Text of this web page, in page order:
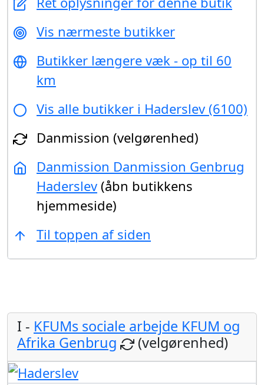
Vis nærmeste butikker
Butikker længere væk - op til 60
km
Vis alle butikker i Haderslev (6100)
Danmission (velgørenhed)
Danmission Danmission Genbrug
Haderslev (åbn butikkens
hjemmeside)
Til toppen af siden
I - KFUMs sociale arbejde KFUM og
Afrika Genbrug
(velgørenhed)